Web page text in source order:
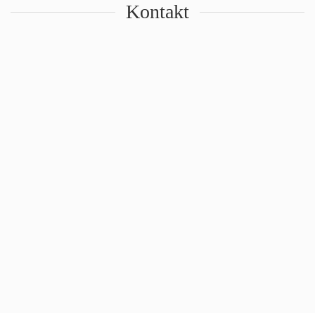
Kontakt